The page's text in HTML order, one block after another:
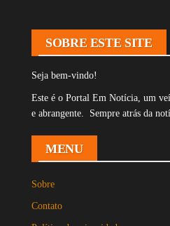
SOBRE ESTE SITE
Seja bem-vindo!
Este é o Portal Em Notícia, um
e abrangente. Sempre atrás da
MENU
Sobre
Contato